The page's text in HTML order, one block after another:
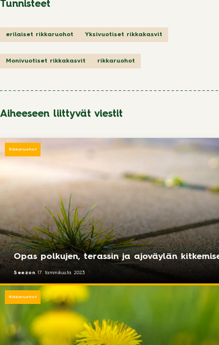
Tunnisteet
erilaiset rikkaruohot Yksivuotiset rikkakasvit
Monivuotiset rikkakasvit rikkaruohot
Aiheeseen liittyvät viestit
Opas polkujen, terassin ja ajoväylän
Seezon 17. tammikuuta 2023
Rikkaruohot
Rikkaruohot